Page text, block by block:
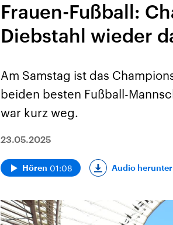
Frauen-Fußball:
Diebstahl wieder
Am Samstag ist das
beiden besten Fußball-
war kurz weg.
23.05.2025
Hören 01:08 Audio